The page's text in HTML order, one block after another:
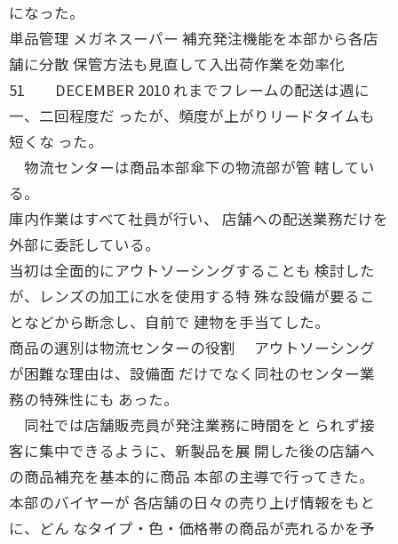
になった。
単品管理 メガネスーパー 補充発注機能を本部から各店
舗に分散 保管方法も見直して入出荷作業を効率化
51 DECEMBER 2010 れまでフレームの配送は週に
一、二回程度だ ったが、頻度が上がりリードタイムも
短くな った。
物流センターは商品本部傘下の物流部が管 轄してい
る。
庫内作業はすべて社員が行い、 店舗への配送業務だけを
外部に委託している。
当初は全面的にアウトソーシングすることも 検討した
が、レンズの加工に水を使用する特 殊な設備が要るこ
となどから断念し、自前で 建物を手当てした。
商品の選別は物流センターの役割 アウトソーシング
が困難な理由は、設備面 だけでなく同社のセンター業
務の特殊性にも あった。
同社では店舗販売員が発注業務に時間をと られず接
客に集中できるように、新製品を展 開した後の店舗へ
の商品補充を基本的に商品 本部の主導で行ってきた。
本部のバイヤーが 各店舗の日々の売り上げ情報をもと
に、どん なタイプ・色・価格帯の商品が売れるかを予